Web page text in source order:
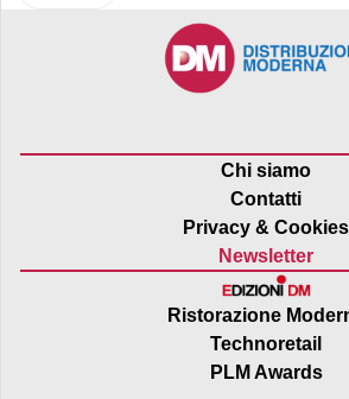
Chi siamo
Contatti
Privacy & Cookies
Newsletter
Ristorazione
Technoretail
PLM Awards